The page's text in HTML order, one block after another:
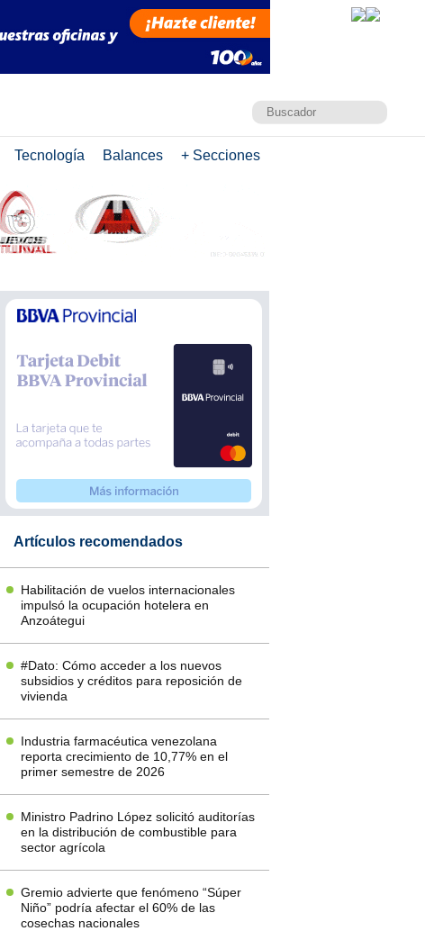
Tecnología Balances + Secciones
Artículos recomendados
Habilitación de vuelos internacionales
impulsó la ocupación hotelera en
Anzoátegui
#Dato: Cómo acceder a los nuevos
subsidios y créditos para reposición de
vivienda
Industria farmacéutica venezolana
reporta crecimiento de 10,77% en el
primer semestre de 2026
Ministro Padrino López solicitó auditorías
en la distribución de combustible para
sector agrícola
Gremio advierte que fenómeno “Súper
Niño” podría afectar el 60% de las
cosechas nacionales